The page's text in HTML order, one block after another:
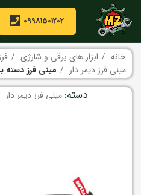
09981501202
خانه ابزار های برقی و شارژی
مینی فرز دیمر دار
مینی فرز دسته بلند 1000 وات آروا
دسته: مینی فرز دیمر دار